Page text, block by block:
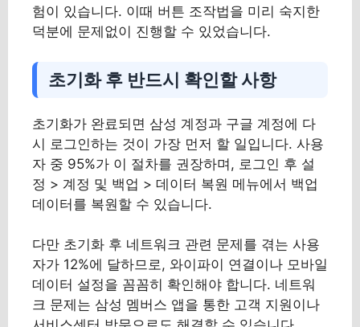
험이 있습니다. 이때 버튼 조작법을 미리 숙지한
덕분에 문제없이 진행할 수 있었습니다.
초기화 후 반드시 확인할 사항
초기화가 완료되면 삼성 계정과 구글 계정에 다
시 로그인하는 것이 가장 먼저 할 일입니다. 사용
자 중 95%가 이 절차를 권장하며, 로그인 후 설
정 > 계정 및 백업 > 데이터 복원 메뉴에서 백업
데이터를 복원할 수 있습니다.
다만 초기화 후 네트워크 관련 문제를 겪는 사용
자가 12%에 달하므로, 와이파이 연결이나 모바일
데이터 설정을 꼼꼼히 확인해야 합니다. 네트워
크 문제는 삼성 멤버스 앱을 통한 고객 지원이나